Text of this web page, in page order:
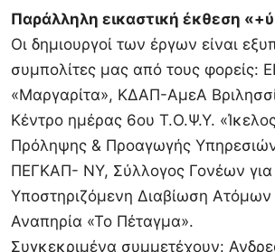
Παράλληλη εικαστική έκθεση
Οι δημιουργοί των έργων είναι
συμπολίτες μας από τους φορείς:
«Μαργαρίτα», ΚΔΑΠ-ΑμεΑ
Κέντρο ημέρας 6ου Τ.Ο.Ψ.Υ.
Πρόληψης & Προαγωγής
ΠΕΓΚΑΠ- ΝΥ, Σύλλογος Γονέων για
Υποστηριζόμενη Διαβίωση Ατόμων
Αναπηρία «Το Πέταγμα».
Συγκεκριμένα συμμετέχουν: